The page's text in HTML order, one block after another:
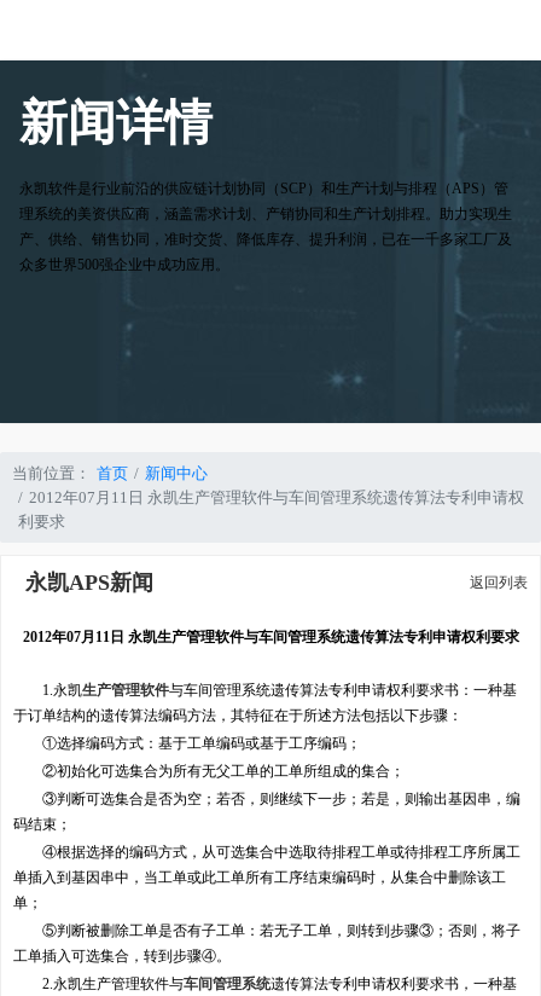
新闻详情
永凯软件是行业前沿的供应链计划协同（SCP）和生产计划与排程（APS）管
理系统的美资供应商，涵盖需求计划、产销协同和生产计划排程。助力实现生
产、供给、销售协同，准时交货、降低库存、提升利润，已在一千多家工厂及
众多世界500强企业中成功应用。
当前位置： 首页
新闻中心
2012年07月11日 永凯生产管理软件与车间管理系统遗传算法专利申请权
利要求
永凯APS新闻 返回列表
2012年07月11日 永凯生产管理软件与车间管理系统遗传算法专利申请权利要求
1.永凯生产管理软件与车间管理系统遗传算法专利申请权利要求书：一种基
于订单结构的遗传算法编码方法，其特征在于所述方法包括以下步骤：
①选择编码方式：基于工单编码或基于工序编码；
②初始化可选集合为所有无父工单的工单所组成的集合；
③判断可选集合是否为空；若否，则继续下一步；若是，则输出基因串，编
码结束；
④根据选择的编码方式，从可选集合中选取待排程工单或待排程工序所属工
单插入到基因串中，当工单或此工单所有工序结束编码时，从集合中删除该工
单；
⑤判断被删除工单是否有子工单：若无子工单，则转到步骤③；否则，将子
工单插入可选集合，转到步骤④。
2.永凯生产管理软件与车间管理系统遗传算法专利申请权利要求书，一种基